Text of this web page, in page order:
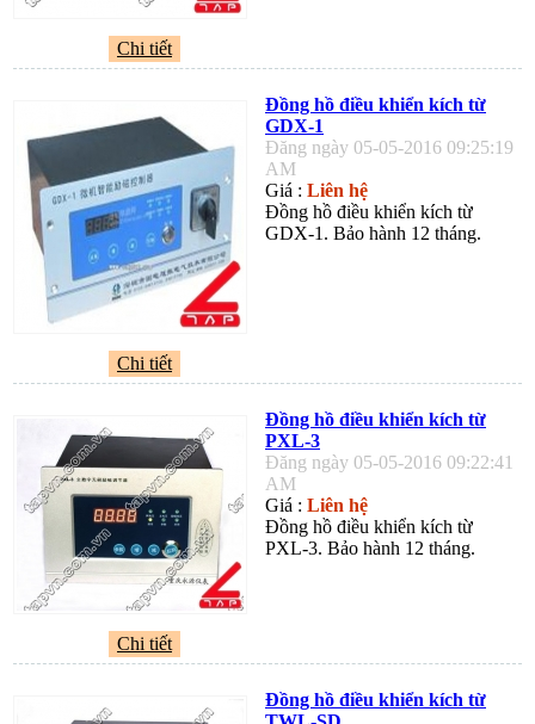
Chi tiết
Đồng hồ điều khiển kích từ
GDX-1
Đăng ngày 05-05-2016 09:25:19
AM
Giá : Liên hệ
Đồng hồ điều khiển kích từ
GDX-1. Bảo hành 12 tháng.
Chi tiết
Đồng hồ điều khiển kích từ
PXL-3
Đăng ngày 05-05-2016 09:22:41
AM
Giá : Liên hệ
Đồng hồ điều khiển kích từ
PXL-3. Bảo hành 12 tháng.
Chi tiết
Đồng hồ điều khiển kích từ